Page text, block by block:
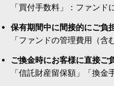
「買付手数料」：ファンド
保有期間中に間接的にご負
「ファンドの管理費用（
ご換金時にお客様に直接ご
「信託財産留保額」「換